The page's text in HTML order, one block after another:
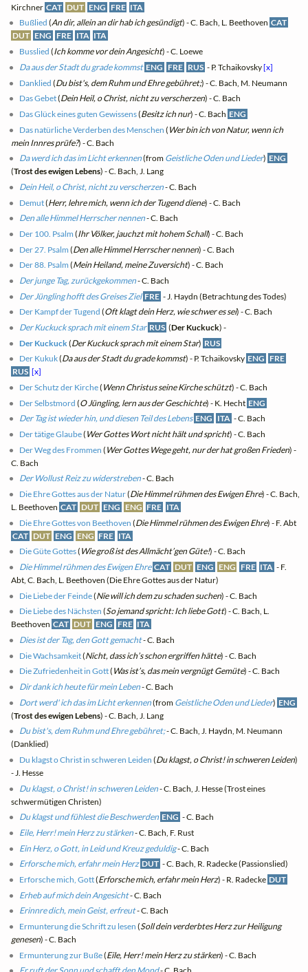
Kirchner CAT DUT ENG FRE ITA
Bußlied (An dir, allein an dir hab ich gesündigt) - C. Bach, L. Beethoven CAT
DUT ENG FRE ITA ITA
Busslied (Ich komme vor dein Angesicht) - C. Loewe
Da aus der Stadt du grade kommst ENG FRE RUS - P. Tchaikovsky[x]
Danklied (Du bist's, dem Ruhm und Ehre gebühret;) - C. Bach, M. Neumann
Das Gebet(Dein Heil, o Christ, nicht zu verscherzen) - C. Bach
Das Glück eines guten Gewissens(Besitz ich nur) - C. Bach ENG
Das natürliche Verderben des Menschen ( Wer bin ich von Natur, wenn ich
mein Innres prüfe?) - C. Bach
Da werd ich das im Licht erkennen(from Geistliche Oden und Lieder) ENG
(Trost des ewigen Lebens) - C. Bach, J. Lang
Dein Heil, o Christ, nicht zu verscherzen- C. Bach
Demut(Herr, lehre mich, wenn ich der Tugend diene) - C. Bach
Den alle Himmel Herrscher nennen- C. Bach
Der 100. Psalm (Ihr Völker, jauchzt mit hohem Schall) - C. Bach
Der 27. Psalm (Den alle Himmel Herrscher nennen) - C. Bach
Der 88. Psalm (Mein Heiland, meine Zuversicht) - C. Bach
Der junge Tag, zurückgekommen- C. Bach
Der Jüngling hofft des Greises Ziel FRE - J. Haydn (Betrachtung des Todes)
Der Kampf der Tugend (Oft klagt dein Herz, wie schwer es sei) - C. Bach
Der Kuckuck sprach mit einem Star RUS (Der Kuckuck) -
Der Kuckuck (Der Kuckuck sprach mit einem Star) RUS
Der Kukuk(Da aus der Stadt du grade kommst) - P. Tchaikovsky ENG FRE
RUS [x]
Der Schutz der Kirche( Wenn Christus seine Kirche schützt) - C. Bach
Der Selbstmord (O Jüngling, lern aus der Geschichte) - K. Hecht ENG
Der Tag ist wieder hin, und diesen Teil des Lebens ENG ITA - C. Bach
Der tätige Glaube( Wer Gottes Wort nicht hält und spricht) - C. Bach
Der Weg des Frommen ( Wer Gottes Wege geht, nur der hat großen Frieden) -
C. Bach
Der Wollust Reiz zu widerstreben- C. Bach
Die Ehre Gottes aus der Natur(Die Himmel rühmen des Ewigen Ehre) - C. Bach,
L. Beethoven CAT DUT ENG ENG FRE ITA
Die Ehre Gottes von Beethoven (Die Himmel rühmen des Ewigen Ehre) - F. Abt
CAT DUT ENG ENG FRE ITA
Die Güte Gottes( Wie groß ist des Allmächt’gen Güte!) - C. Bach
Die Himmel rühmen des Ewigen Ehre CAT DUT ENG ENG FRE ITA - F.
Abt, C. Bach, L. Beethoven (Die Ehre Gottes aus der Natur)
Die Liebe der Feinde(Nie will ich dem zu schaden suchen) - C. Bach
Die Liebe des Nächsten (So jemand spricht: Ich liebe Gott) - C. Bach, L.
Beethoven CAT DUT ENG FRE ITA
Dies ist der Tag, den Gott gemacht- C. Bach
Die Wachsamkeit(Nicht, dass ich’s schon ergriffen hätte) - C. Bach
Die Zufriedenheit in Gott( Was ist’s, das mein vergnügt Gemüte) - C. Bach
Dir dank ich heute für mein Leben- C. Bach
Dort werd' ich das im Licht erkennen(from Geistliche Oden und Lieder) ENG
(Trost des ewigen Lebens) - C. Bach, J. Lang
Du bist's, dem Ruhm und Ehre gebühret;- C. Bach, J. Haydn, M. Neumann
(Danklied)
Du klagst o Christ in schweren Leiden (Du klagst, o Christ! in schweren Leiden)
- J. Hesse
Du klagst, o Christ! in schweren Leiden- C. Bach, J. Hesse (Trost eines
schwermütigen Christen)
Du klagst und fühlest die Beschwerden ENG - C. Bach
Eile, Herr! mein Herz zu stärken- C. Bach, F. Rust
Ein Herz, o Gott, in Leid und Kreuz geduldig- C. Bach
Erforsche mich, erfahr mein Herz DUT - C. Bach, R. Radecke (Passionslied)
Erforsche mich, Gott(Erforsche mich, erfahr mein Herz) - R. Radecke DUT
Erheb auf mich dein Angesicht- C. Bach
Erinnre dich, mein Geist, erfreut- C. Bach
Ermunterung die Schrift zu lesen (Soll dein verderbtes Herz zur Heiligung
genesen) - C. Bach
Ermunterung zur Buße(Eile, Herr! mein Herz zu stärken) - C. Bach